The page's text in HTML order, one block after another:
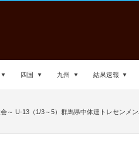
四国 九州 結果速報
～ U-13（1/3～5）群馬県中体連トレセンメン